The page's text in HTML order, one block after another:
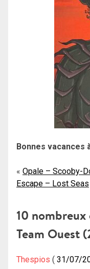
Bonnes vacances
Navigation
de
l’article
Opale – Scooby-
Escape – Lost Seas
10
Team Ouest
Thespios 31/07/